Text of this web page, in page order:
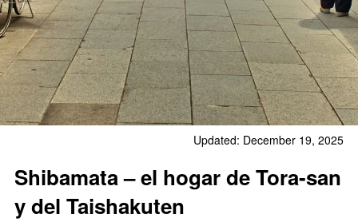
Updated: December 19, 2025
Shibamata – el hogar de Tora-san
y del Taishakuten